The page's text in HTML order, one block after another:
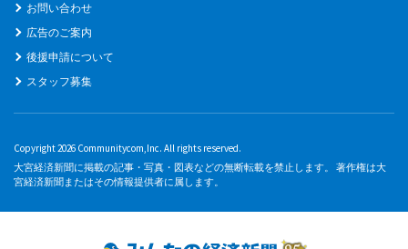
お問い合わせ
広告のご案内
後援申請について
スタッフ募集
Copyright 2026 Communitycom,Inc. All rights reserved.
大宮経済新聞に掲載の記事・写真・図表などの無断転載を禁止します。 著作権は大
宮経済新聞またはその情報提供者に属します。